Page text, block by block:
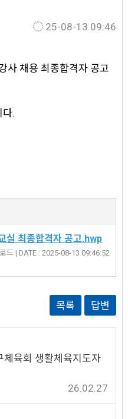
25-08-13 09:46
사 채용 최종합격자 공고
다.
실 최종합격자 공고.hwp
드 | DATE : 2025-08-13 09:46:52
목록 답변
육회 생활체육지도자
26.02.27